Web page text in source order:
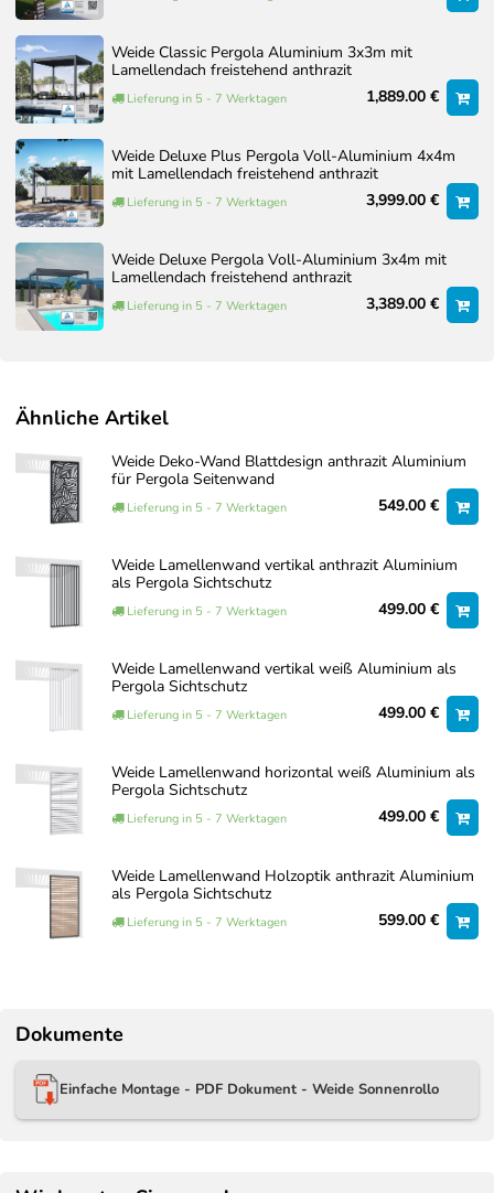
Weide Classic Pergola Aluminium 3x3m mit
Lamellendach freistehend anthrazit
Lieferung in 5 - 7 Werktagen 1,889.00 €
Weide Deluxe Plus Pergola Voll-Aluminium 4x4m
mit Lamellendach freistehend anthrazit
Lieferung in 5 - 7 Werktagen 3,999.00 €
Weide Deluxe Pergola Voll-Aluminium 3x4m mit
Lamellendach freistehend anthrazit
Lieferung in 5 - 7 Werktagen 3,389.00 €
Ähnliche Artikel
Weide Deko-Wand Blattdesign anthrazit Aluminium
für Pergola Seitenwand
Lieferung in 5 - 7 Werktagen 549.00 €
Weide Lamellenwand vertikal anthrazit Aluminium
als Pergola Sichtschutz
Lieferung in 5 - 7 Werktagen 499.00 €
Weide Lamellenwand vertikal weiß Aluminium als
Pergola Sichtschutz
Lieferung in 5 - 7 Werktagen 499.00 €
Weide Lamellenwand horizontal weiß Aluminium als
Pergola Sichtschutz
Lieferung in 5 - 7 Werktagen 499.00 €
Weide Lamellenwand Holzoptik anthrazit Aluminium
als Pergola Sichtschutz
Lieferung in 5 - 7 Werktagen 599.00 €
Dokumente
Einfache Montage - PDF Dokument - Weide Sonnenrollo